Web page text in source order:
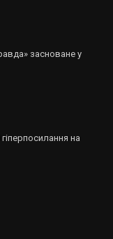
засноване у
на